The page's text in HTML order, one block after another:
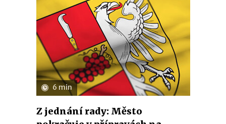
6 min
Z jednání rady: Město